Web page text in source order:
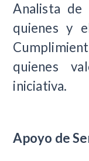
Analista de
quienes y
quienes
iniciativa.
Apoyo de